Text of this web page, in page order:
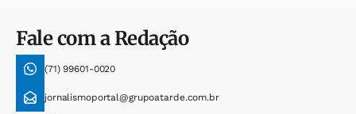
Fale com a Redação
(71) 99601-0020
jornalismoportal@grupoatarde.com.br